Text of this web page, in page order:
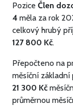
Pozice Člen
4 měla za rok
celkový hrubý
127 800 Kč.
Přepočteno na
měsíční základní
21 300 Kč
průměrnou